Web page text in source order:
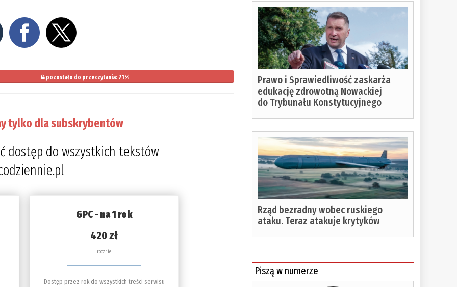
pozostało do przeczytania: 71%
tylko dla subskrybentów
dostęp do wszystkich tekstów
GPC - na 1 rok
420 zł
rocznie
Dostęp przez rok do wszystkich treści serwisu
Prawo i Sprawiedliwość zaskarża
edukację zdrowotną Nowackiej
do Trybunału Konstytucyjnego
Rząd bezradny wobec ruskiego
ataku. Teraz atakuje krytyków
Piszą w numerze